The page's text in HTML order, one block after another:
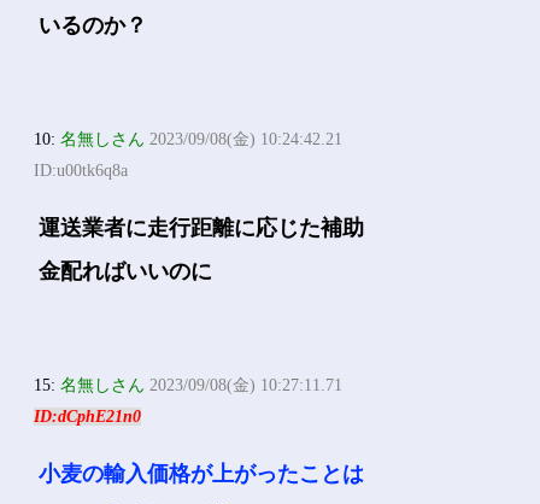
いるのか？
10:名無しさん 2023/09/08(金) 10:24:42.21
ID:u00tk6q8a
運送業者に走行距離に応じた補助
金配ればいいのに
15:名無しさん 2023/09/08(金) 10:27:11.71
ID:dCphE21n0
小麦の輸入価格が上がったことは